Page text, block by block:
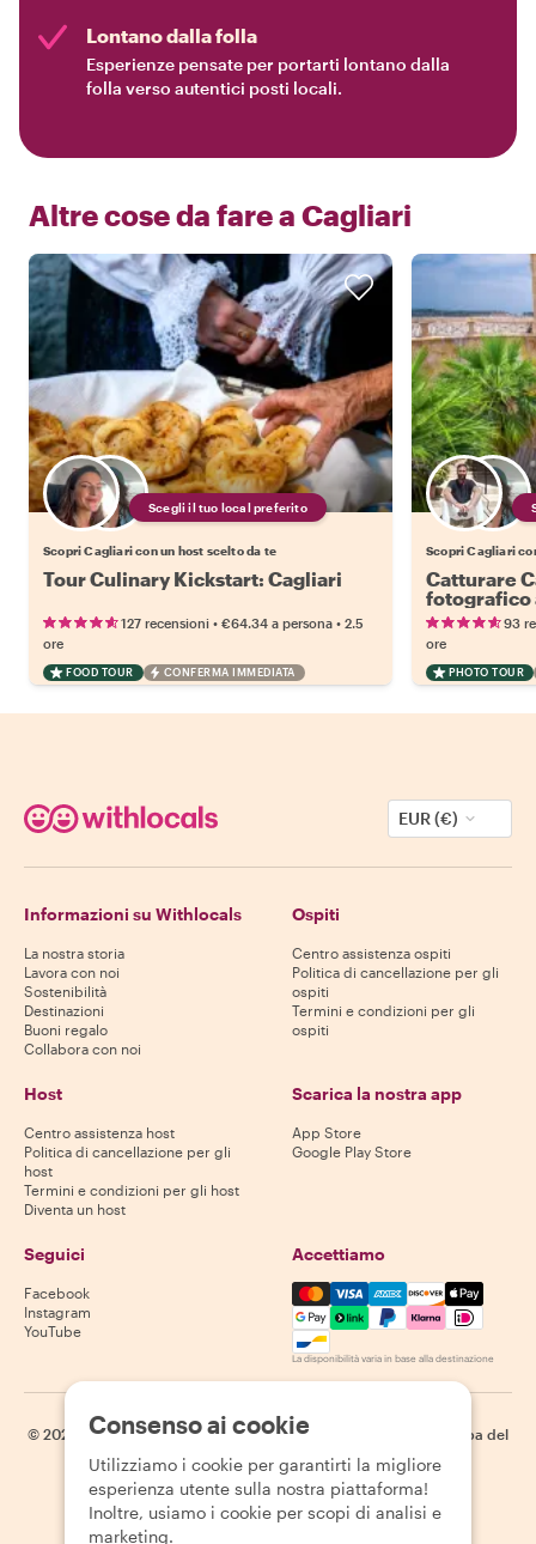
Lontano dalla folla
Esperienze pensate per portarti lontano dalla
folla verso autentici posti locali.
Altre cose da fare a Cagliari
Scegli il tuo local preferito
Scopri Cagliari con un host scelto da te
Tour Culinary Kickstart: Cagliari
127 recensioni • €64.34 a persona • 2.5
ore
FOOD TOUR CONFERMA IMMEDIATA
Scopri Cagliari
Catturare
fotografico
93
ore
PHOTO TOUR
EUR (€)
Informazioni su Withlocals
La nostra storia
Lavora con noi
Sostenibilità
Destinazioni
Buoni regalo
Collabora con noi
Ospiti
Centro assistenza ospiti
Politica di cancellazione per gli
ospiti
Termini e condizioni per gli
ospiti
Host
Centro assistenza host
Politica di cancellazione per gli
host
Termini e condizioni per gli host
Diventa un host
Scarica la nostra app
App Store
Google Play Store
Seguici
Facebook
Instagram
YouTube
Accettiamo
Mastercard, Visa, Amex,
La disponibilità varia in base alla destinazione
© 2026 Withlocals.com | Informativa sulla privacy
Mappa del
Consenso ai cookie
Utilizziamo i cookie per garantirti la migliore
esperienza utente sulla nostra piattaforma!
Inoltre, usiamo i cookie per scopi di analisi e
marketing.